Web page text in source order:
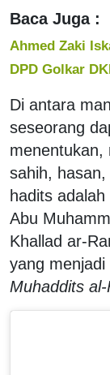
Baca Juga :
Ahmed Zaki
DPD Golkar
Di antara
seseorang
menentukan,
sahih, hasan,
hadits
Abu
Khallad ar-
yang
Muhaddits al-